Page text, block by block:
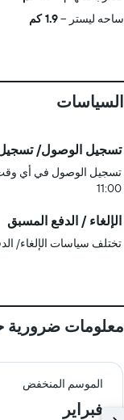
ساحه ليستر
1.9 كم
السياسات
تسجيل الوصول/ تسجيل
11:00
الإلغاء / الدفع المسبق
تختلف سياسات الإلغاء/
معلومات ضرورية
الموسم المنخفض
فبراير